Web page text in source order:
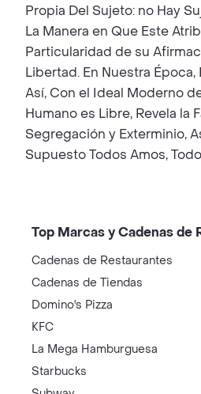
Propia Del Sujeto: no Hay
La Manera en Que Este
Particularidad de su
Libertad. En Nuestra
Así, Con el Ideal Moderno
Humano es Libre, Revela la
Segregación y Exterminio,
Supuesto Todos Amos,
Top Marcas y Cadenas de
Cadenas de Restaurantes
Cadenas de Tiendas
Domino's Pizza
KFC
La Mega Hamburguesa
Starbucks